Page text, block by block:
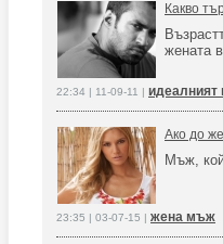
Какво
жената
22:34 | 11-09-11 |
Ако до
Мъж,
23:35 | 03-07-15 | жена мъж